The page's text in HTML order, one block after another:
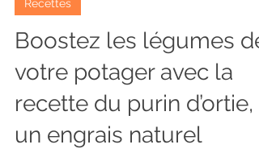
17 sept. 2022
9 min de lecture
Recettes
Boostez les légumes de
votre potager avec la